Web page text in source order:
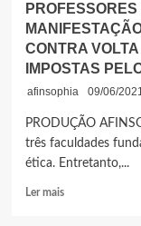
CONTRA
IMPOSTAS
afinsophia 09/06/
PRODUÇÃO
três faculdades
ética. Entretanto,...
Ler maisLeia